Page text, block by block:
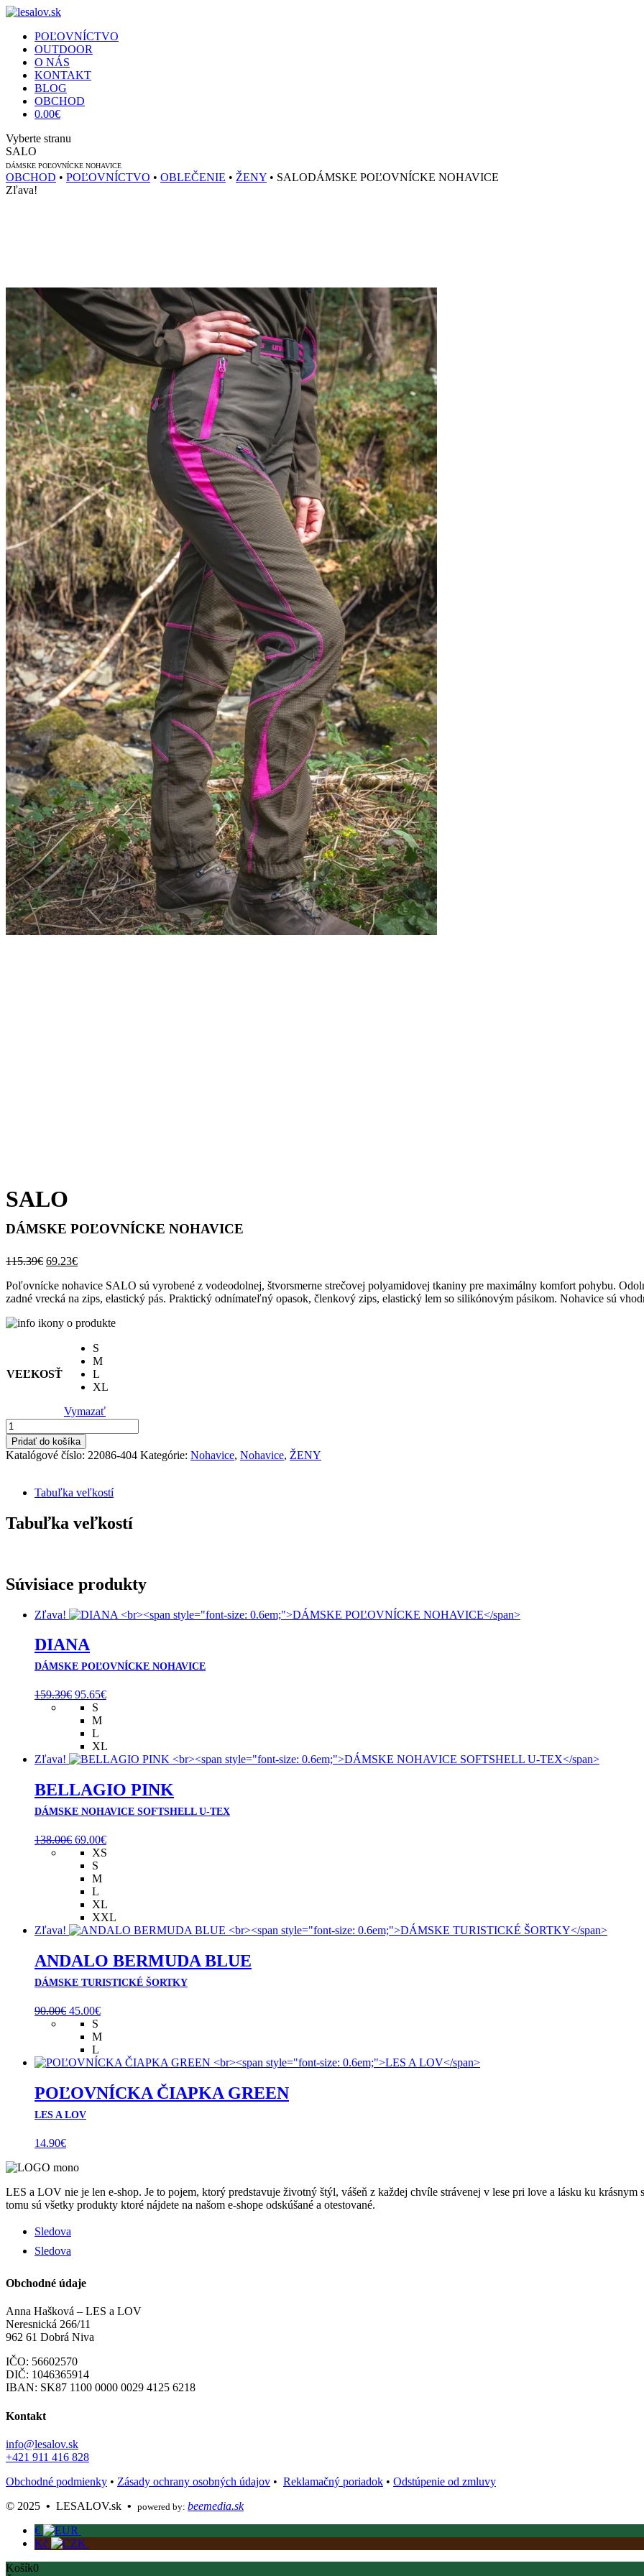
POĽOVNÍCTVO
OUTDOOR
O NÁS
KONTAKT
BLOG
OBCHOD
0.00€
Vyberte stranu
SALO
DÁMSKE POĽOVNÍCKE NOHAVICE
OBCHOD • POĽOVNÍCTVO • OBLEČENIE • ŽENY • SALODÁMSKE POĽOVNÍCKE NOHAVICE
Zľava!
SALO
DÁMSKE POĽOVNÍCKE NOHAVICE
115.39€ Pôvodná
bola:
115.39€.
69.23€Aktuálna
je:
69.23€.
Poľovnícke nohavice SALO sú vyrobené z vodeodolnej, štvorsmerne strečovej polyamidovej tkaniny pre maximálny komfort pohybu.
zadné vrecká na zips, elastický pás. Praktický odnímateľný opasok, členkový zips, elastický lem so silikónovým pásikom. Nohavice sú
VEĽKOSŤ
S
M
L
XL
Vymazať
množstvo
SALODÁMSKE
POĽOVNÍCKE
NOHAVICE
Pridať do košíka
Katalógové číslo: 22086-404 Kategórie: Nohavice, Nohavice, ŽENY
Tabuľka veľkostí
Tabuľka veľkostí
Súvisiace produkty
Zľava!
DIANA
DÁMSKE POĽOVNÍCKE NOHAVICE
159.39€ Pôvodná
cena
bola:
159.39€.
95.65€Aktuálna
S
M
L
XL
Zľava!
BELLAGIO PINK
DÁMSKE NOHAVICE SOFTSHELL U-TEX
138.00€ Pôvodná
cena
bola:
138.00€.
69.00€Aktuálna
cena
XS
S
M
L
XL
XXL
Zľava!
ANDALO BERMUDA BLUE
DÁMSKE TURISTICKÉ ŠORTKY
90.00€ Pôvodná
cena
bola:
90.00€.
45.00€Aktuálna
je:
S
M
L
POĽOVNÍCKA ČIAPKA GREEN
LES A LOV
14.90€
LES a LOV nie je len e-shop. Je to pojem, ktorý predstavuje životný štýl, vášeň z každej chvíle strávenej v lese pri love a lásku ku
tomu sú všetky produkty ktoré nájdete na našom e-shope odskúšané a otestované.
Sledova
Sledova
Obchodné údaje
Anna Hašková – LES a LOV
Neresnická 266/11
962 61 Dobrá Niva
IČO: 56602570
DIČ: 1046365914
IBAN: SK87 1100 0000 0029 4125 6218
Kontakt
info@lesalov.sk
+421 911 416 828
Obchodné podmienky • Zásady ochrany osobných údajov • Reklamačný poriadok • Odstúpenie od zmluvy
©️ 2025 • LESALOV.sk • powered by: beemedia.sk
€
Kč
Košík0